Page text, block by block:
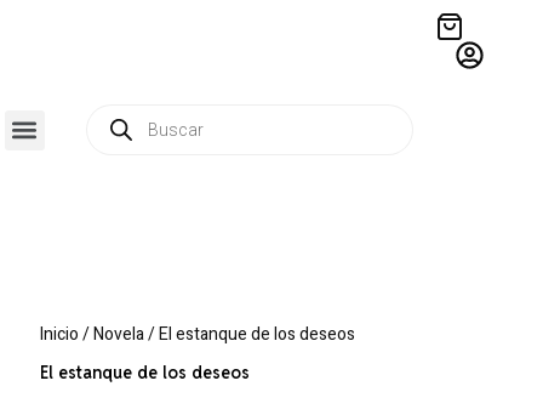
Inicio/Novela/ El estanque de los deseos
El estanque de los deseos